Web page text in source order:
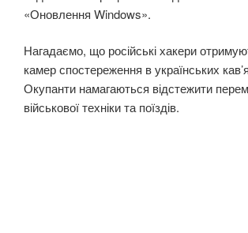
«Оновлення Windows».
Нагадаємо, що російські хакери
камер спостереження в українських
Окупанти намагаються відстежити
військової техніки та поїздів.